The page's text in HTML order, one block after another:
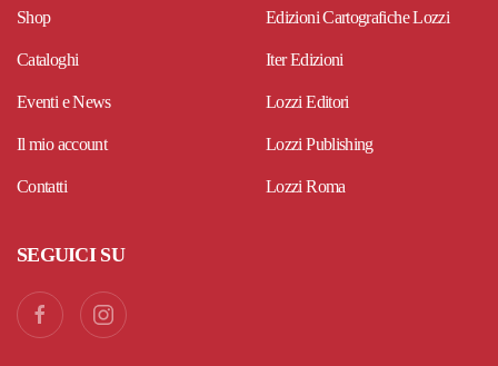
Shop
Cataloghi
Eventi e News
Il mio account
Contatti
Edizioni Cartografiche Lozzi
Iter Edizioni
Lozzi Editori
Lozzi Publishing
Lozzi Roma
SEGUICI SU